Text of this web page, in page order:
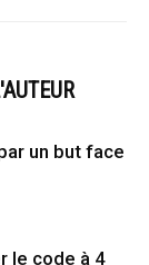
un but face
le code à 4